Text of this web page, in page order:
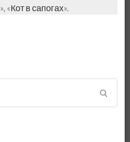
«Кот в сапогах».